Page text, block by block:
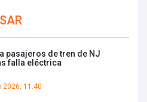
pasajeros de tren de NJ
falla eléctrica
2026, 11:40